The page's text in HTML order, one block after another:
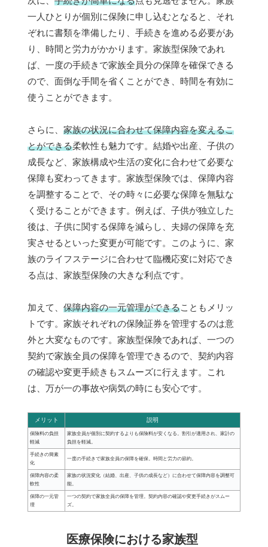
一人ひとりが個別に保険に申し込むとなると、それ
ぞれに書類を準備したり、手続きを進める必要があ
り、時間と労力がかかります。家族型保険であれ
ば、一度の手続きで家族全員分の保障を確保できる
ので、面倒な手間を省くことができ、時間を有効に
使うことができます。
さらに、 家族の状況に合わせて保障内容を変えるこ
とができる柔軟性も魅力です。結婚や出産、子供の
成長など、家族構成や生活の変化に合わせて必要な
保障も変わってきます。家族型保険では、保障内容
を調整することで、その時々に必要な保障を無駄な
く受けることができます。例えば、子供が独立した
後は、子供に関する保障を減らし、夫婦の保障を充
実させるといった変更が可能です。このように、家
族のライフステージに合わせて臨機応変に対応でき
る点は、家族型保険の大きな利点です。
加えて、 保障内容の一元管理ができることもメリッ
トです。家族それぞれの保険証券を管理するのは意
外と大変なものです。家族型保険であれば、一つの
契約で家族全員の保障を管理できるので、契約内容
の確認や変更手続きもスムーズに行えます。これ
は、万が一の事故や病気の時にも安心です。
メリット 説明
保険料の負担
軽減
家族全員が個別に契約するよりも保険料が安くなる。割引が適用され、家計の
負担を軽減。
手続きの簡素
化
一度の手続きで家族全員の保障を確保。時間と労力の節約。
保障内容の柔
軟性
家族の状況変化（結婚、出産、子供の成長など）に合わせて保障内容を調整可
能。
保障の一元管
理
一つの契約で家族全員の保障を管理。契約内容の確認や変更手続きがスムー
ズ。
医療保険における家族型